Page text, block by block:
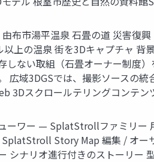
布市湯平温泉 石畳の道 災害復
以上の温泉 街を3Dキャプチャ 背
しない取組（石畳オーナー制度
広域3DGSでは、撮影ソースの
3Dスクロールテリングコンテ
ーワー — SplatStrollファミリー
Story Map 編集 / オーサ
シナリオ進行付きのストーリー